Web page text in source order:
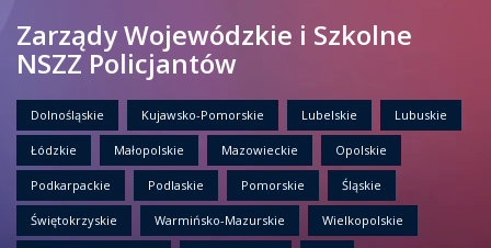
Zarządy Wojewódzkie i Szkolne
NSZZ Policjantów
Dolnośląskie Kujawsko-Pomorskie Lubelskie Lubuskie
Łódzkie Małopolskie Mazowieckie Opolskie
Podkarpackie Podlaskie Pomorskie Śląskie
Świętokrzyskie Warmińsko-Mazurskie Wielkopolskie